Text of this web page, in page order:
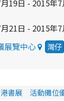
19日 - 2015年
21日 - 2015年
展覽中心 灣仔
港書展 活動攤位